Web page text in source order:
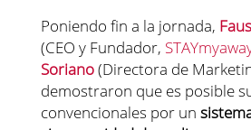
Poniendo fin a la jornada,
(CEO y Fundador,
Soriano(Directora de
demostraron que es posible
convencionales por un